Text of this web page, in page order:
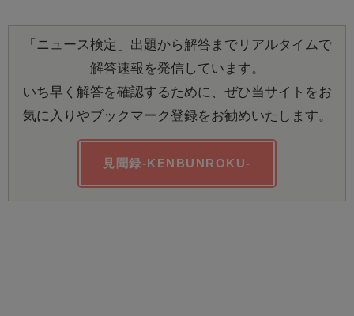
「ニュース検定」出題から解答までリアルタイムで
解答速報を発信しています。
いち早く解答を確認するために、ぜひ当サイトをお
気に入りやブックマーク登録をお勧めいたします。
見聞録-KENBUNROKU-